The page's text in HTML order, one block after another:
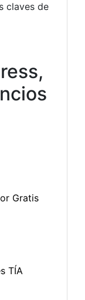
claves de